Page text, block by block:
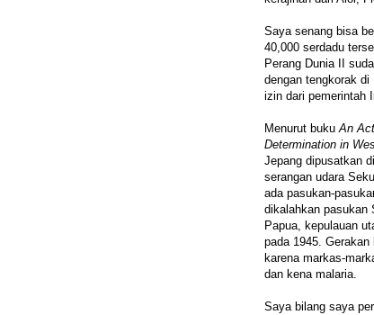
Saya senang bisa
40,000 serdadu
Perang Dunia II
dengan tengkorak
izin dari pemerintah
Menurut bukuAn
Determination in
Jepang dipusatkan
serangan udara
ada pasukan-
dikalahkan pasukan
Papua, kepulauan
pada 1945.
karena markas-
dan kena malaria.
Saya bilang saya